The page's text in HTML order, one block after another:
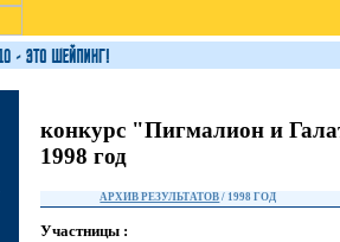
конкурс "Пигмалион и
1998 год
АРХИВ РЕЗУЛЬТАТОВ / 1998 ГОД
Участницы :